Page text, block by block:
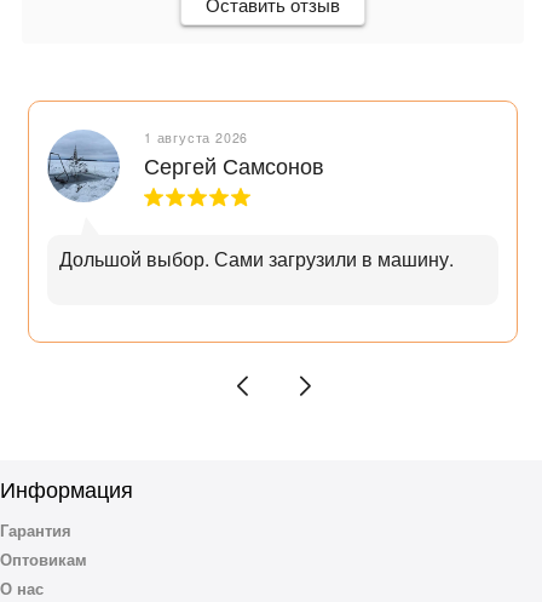
1 августа 2026
Сергей Самсонов
Дольшой выбор. Сами загрузили в машину.
Информация
Гарантия
Оптовикам
О нас